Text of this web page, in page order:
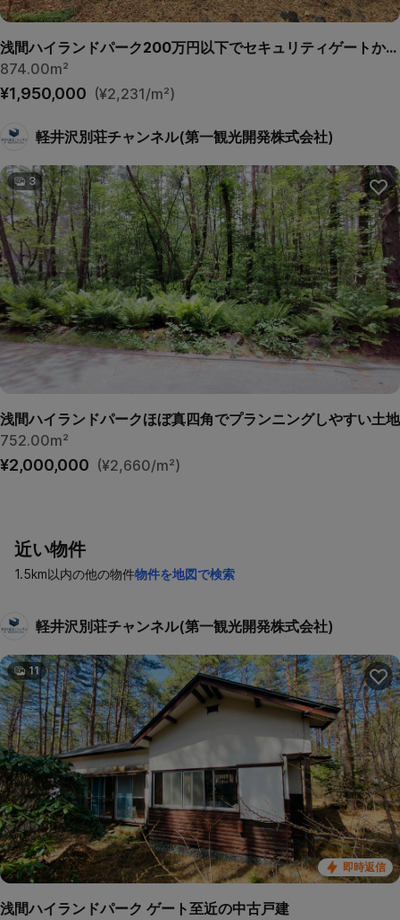
浅間ハイランドパーク200万円以下でセキュリティゲートから離れていて静かな土地
874.00m²
¥1,950,000 (¥2,231/m²)
軽井沢別荘チャンネル(第一観光開発株式会社)
3
浅間ハイランドパークほぼ真四角でプランニングしやすい土地
752.00m²
¥2,000,000 (¥2,660/m²)
近い物件
1.5km以内の他の物件物件を地図で検索
軽井沢別荘チャンネル(第一観光開発株式会社)
即時返信
11
浅間ハイランドパーク ゲート至近の中古戸建